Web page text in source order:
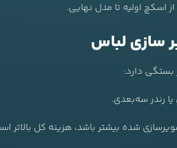
اسکچ اولیه تا مدل نهایی.
سازی لباس
بستگی دارد:
رندر سه‌بعدی.
شده بیشتر باشد، هزینه کل بالاتر